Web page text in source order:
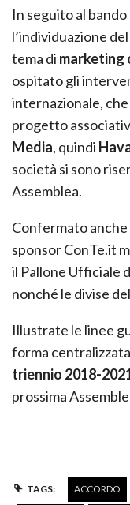
In seguito al
l’individuazione
tema di marketing
ospitato gli
internazionale,
progetto
Media, quindi
società si sono
Assemblea.
Confermato
sponsor ConTe.it
il Pallone Ufficiale
nonché le divise
Illustrate le linee
forma
triennio 2018-
prossima
TAGS: ACCORDO